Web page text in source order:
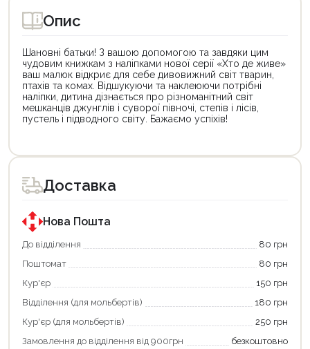
Опис
Шановні батьки! З вашою допомогою та завдяки цим
чудовим книжкам з наліпками нової серії «Хто де живе»
ваш малюк відкриє для себе дивовижний світ тварин,
птахів та комах. Відшукуючи та наклеюючи потрібні
наліпки, дитина дізнається про різноманітний світ
мешканців джунглів і суворої півночі, степів і лісів,
пустель і підводного світу. Бажаємо успіхів!
товар
для
покупки
державною
програмою
єКнига.
Використовуйте
карту
щоб
зекономити
та
отримати
переваги!
Доставка
Нова Пошта
До відділення
80 грн
Поштомат
80 грн
Кур'єр
150 грн
Відділення (для мольбертів)
180 грн
Кур'єр (для мольбертів)
250 грн
Замовлення до відділення від 900грн
безкоштовно